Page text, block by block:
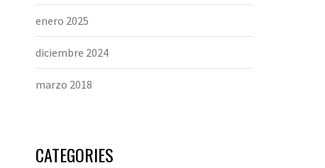
enero 2025
diciembre 2024
marzo 2018
CATEGORIES